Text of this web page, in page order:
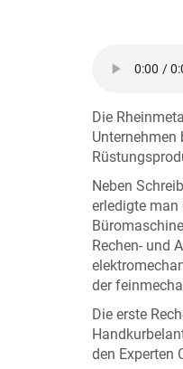
Die
Unternehmen
Neben
erledigte
Rechen- und
der
Die erste
den Experten